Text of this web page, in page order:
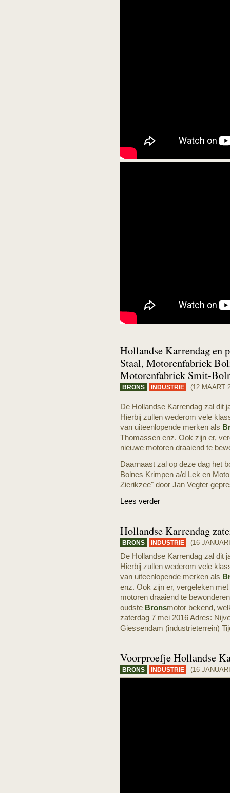
Hollandse Karrendag en
Staal, Motorenfabriek
Motorenfabriek Smit-
BRONS INDUSTRIE (12 MAART
De Hollandse Karrendag zal dit
Hierbij zullen wederom vele
van uiteenlopende merken als
Thomassen enz. Ook zijn er,
nieuwe motoren draaiend te
Daarnaast zal op deze dag het
Bolnes Krimpen a/d Lek en
Zierikzee" door Jan Vegter
Lees verder
Hollandse Karrendag
BRONS INDUSTRIE (16
De Hollandse Karrendag zal dit
Hierbij zullen wederom vele
van uiteenlopende merken als
enz. Ook zijn er, vergeleken
motoren draaiend te
oudste Bronsmotor bekend,
zaterdag 7 mei 2016 Adres:
Giessendam (industrieterrein)
Voorproefje Hollandse
BRONS INDUSTRIE (16